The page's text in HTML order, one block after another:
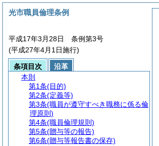
光市職員倫理条例
平成17年3月28日 条例第3号
(平成27年4月1日施行)
条項目次
沿革
本則
第1条(目的)
第2条(定義等)
第3条(職員が遵守すべき職務に係る倫
理原則)
第4条(職員倫理規則)
第5条(贈与等の報告)
第6条(贈与等報告書の保存)